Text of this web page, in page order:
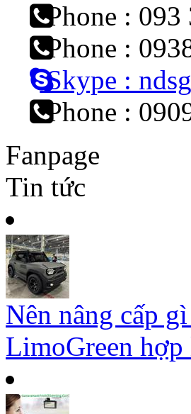
Phone : 093
Phone :
Skype :
Phone :
Fanpage
Tin tức
Nên nâng cấp
LimoGreen